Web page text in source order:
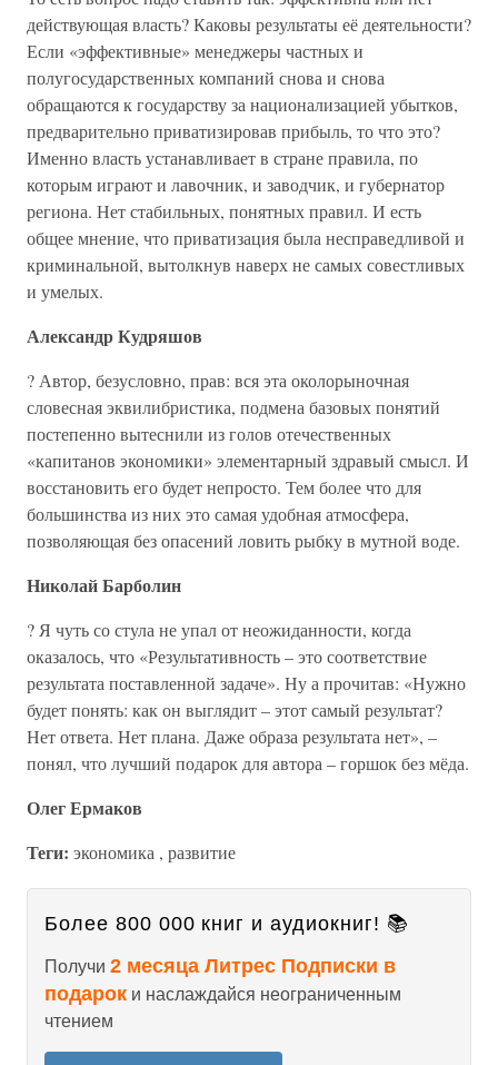
действующая власть? Каковы результаты её деятельности?
Если «эффективные» менеджеры частных и
полугосударственных компаний снова и снова
обращаются к государству за национализацией убытков,
предварительно приватизировав прибыль, то что это?
Именно власть устанавливает в стране правила, по
которым играют и лавочник, и заводчик, и губернатор
региона. Нет стабильных, понятных правил. И есть
общее мнение, что приватизация была несправедливой и
криминальной, вытолкнув наверх не самых совестливых
и умелых.
Александр Кудряшов
? Автор, безусловно, прав: вся эта околорыночная
словесная эквилибристика, подмена базовых понятий
постепенно вытеснили из голов отечественных
«капитанов экономики» элементарный здравый смысл. И
восстановить его будет непросто. Тем более что для
большинства из них это самая удобная атмосфера,
позволяющая без опасений ловить рыбку в мутной воде.
Николай Барболин
? Я чуть со стула не упал от неожиданности, когда
оказалось, что «Результативность – это соответствие
результата поставленной задаче». Ну а прочитав: «Нужно
будет понять: как он выглядит – этот самый результат?
Нет ответа. Нет плана. Даже образа результата нет», –
понял, что лучший подарок для автора – горшок без мёда.
Олег Ермаков
Теги: экономика , развитие
Более 800 000 книг и аудиокниг! 📚
Получи 2 месяца Литрес Подписки в
подарок и наслаждайся неограниченным
чтением